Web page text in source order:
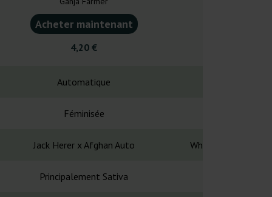
Acheter maintenant
4,20 €
Automatique
Féminisée
Jack Herer x Afghan Auto White Widow x
Principalement Sativa